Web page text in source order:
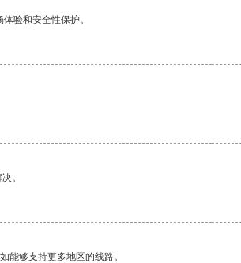
验和安全性保护。
。
能够支持更多地区的线路。